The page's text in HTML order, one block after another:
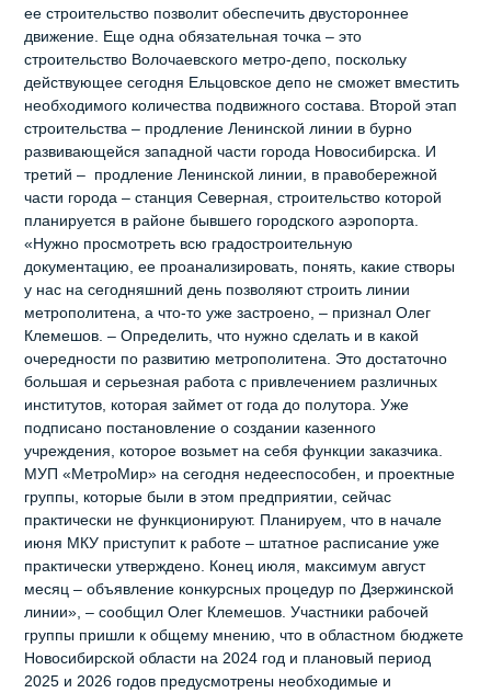
ее строительство позволит обеспечить двустороннее
движение. Еще одна обязательная точка – это
строительство Волочаевского метро-депо, поскольку
действующее сегодня Ельцовское депо не сможет вместить
необходимого количества подвижного состава. Второй этап
строительства – продление Ленинской линии в бурно
развивающейся западной части города Новосибирска. И
третий – продление Ленинской линии, в правобережной
части города – станция Северная, строительство которой
планируется в районе бывшего городского аэропорта.
«Нужно просмотреть всю градостроительную
документацию, ее проанализировать, понять, какие створы
у нас на сегодняшний день позволяют строить линии
метрополитена, а что-то уже застроено, – признал Олег
Клемешов. – Определить, что нужно сделать и в какой
очередности по развитию метрополитена. Это достаточно
большая и серьезная работа с привлечением различных
институтов, которая займет от года до полутора. Уже
подписано постановление о создании казенного
учреждения, которое возьмет на себя функции заказчика.
МУП «МетроМир» на сегодня недееспособен, и проектные
группы, которые были в этом предприятии, сейчас
практически не функционируют. Планируем, что в начале
июня МКУ приступит к работе – штатное расписание уже
практически утверждено. Конец июля, максимум август
месяц – объявление конкурсных процедур по Дзержинской
линии», – сообщил Олег Клемешов. Участники рабочей
группы пришли к общему мнению, что в областном бюджете
Новосибирской области на 2024 год и плановый период
2025 и 2026 годов предусмотрены необходимые и